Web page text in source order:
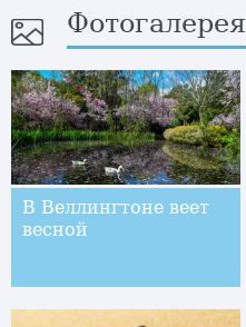
Фотогалерея
В Веллингтоне веет
весной